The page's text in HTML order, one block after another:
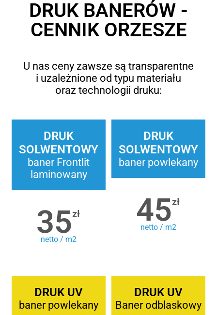
DRUK BANERÓW -
CENNIK ORZESZE
U nas ceny zawsze są transparentne
i uzależnione od typu materiału
oraz technologii druku:
DRUK
SOLWENTOWY
baner Frontlit
laminowany
35zł
netto / m2
DRUK
SOLWENTOWY
baner powlekany
45zł
netto / m2
DRUK UV
baner powlekany
DRUK UV
Baner odblaskowy